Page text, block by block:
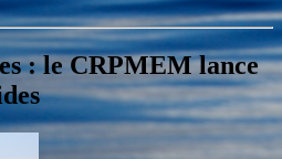
: le CRPMEM lance